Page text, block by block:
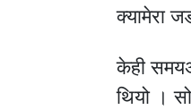
क्यामेरा
केही
थियो ।